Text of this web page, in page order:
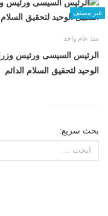
غير مصنف
منذ عام واحد
الرئيس السيسى ورئيس
الوحيد لتحقيق السلام الدائم
بحث سريع: